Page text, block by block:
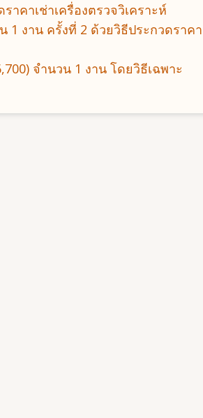
าคาเช่าเครื่องตรวจวิเคราะห์
1 งาน ครั้งที่ 2 ด้วยวิธีประกวดราคา
จำนวน 1 งาน โดยวิธีเฉพาะ